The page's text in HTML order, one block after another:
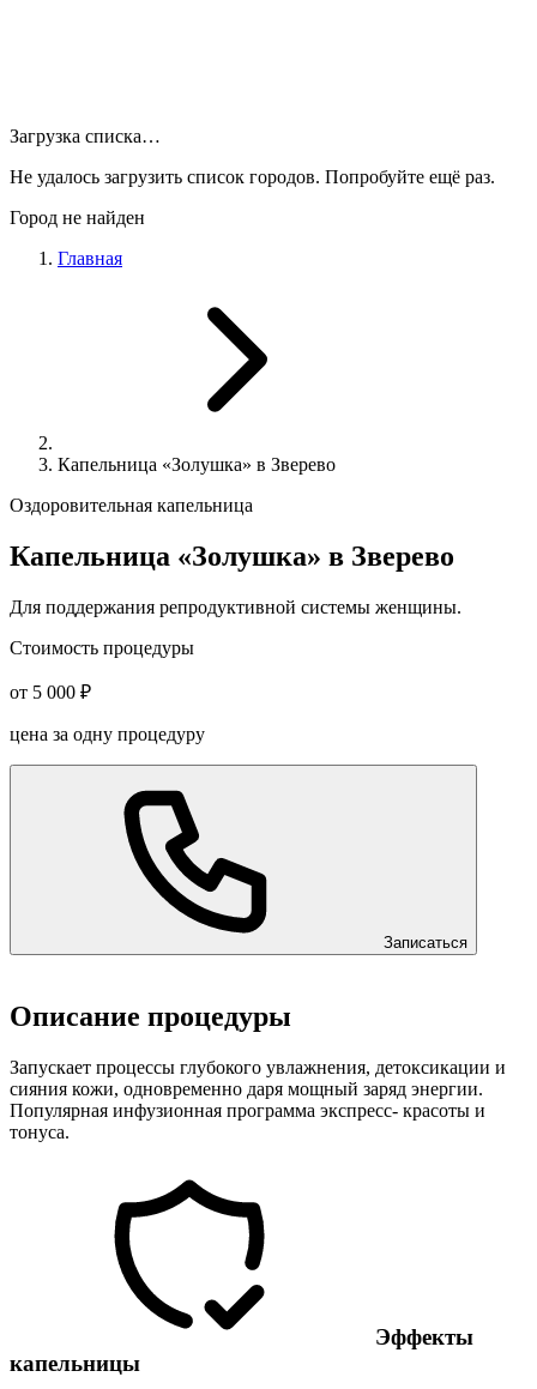
Загрузка списка…
Не удалось загрузить список городов. Попробуйте ещё раз.
Город не найден
Главная
Капельница «Золушка» в Зверево
Оздоровительная капельница
Капельница «Золушка» в Зверево
Для поддержания репродуктивной системы женщины.
Стоимость процедуры
от 5 000 ₽
цена за одну процедуру
Записаться
Описание процедуры
Запускает процессы глубокого увлажнения, детоксикации и
сияния кожи, одновременно даря мощный заряд энергии.
Популярная инфузионная программа экспресс- красоты и
тонуса.
Эффекты
капельницы